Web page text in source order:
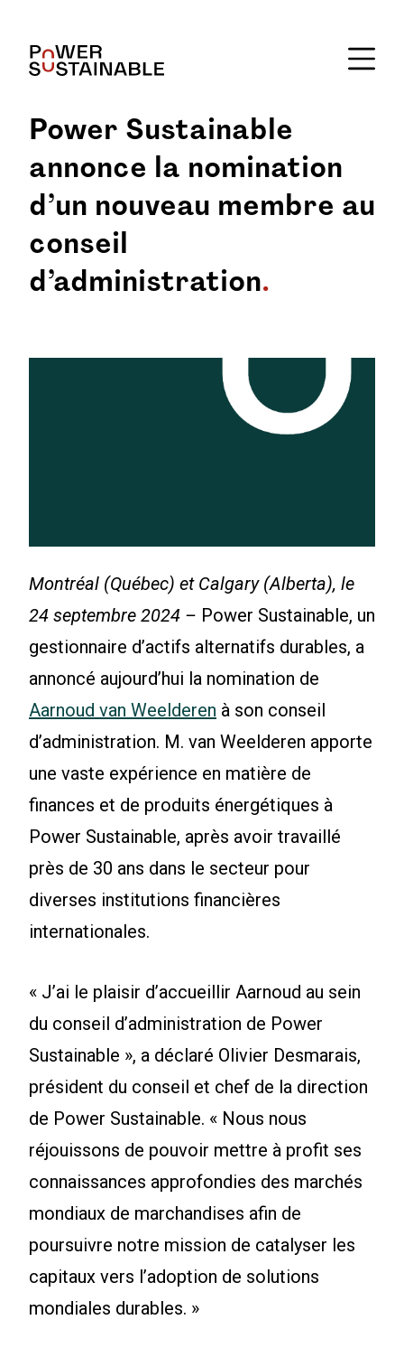
Power Sustainable
annonce la nomination
d’un nouveau membre au
conseil
d’administration.
Montréal (Québec) et Calgary (Alberta), le
24 septembre 2024 – Power Sustainable, un
gestionnaire d’actifs alternatifs durables, a
annoncé aujourd’hui la nomination de
Aarnoud van Weelderen à son conseil
d’administration. M. van Weelderen apporte
une vaste expérience en matière de
finances et de produits énergétiques à
Power Sustainable, après avoir travaillé
près de 30 ans dans le secteur pour
diverses institutions financières
internationales.
« J’ai le plaisir d’accueillir Aarnoud au sein
du conseil d’administration de Power
Sustainable », a déclaré Olivier Desmarais,
président du conseil et chef de la direction
de Power Sustainable. « Nous nous
réjouissons de pouvoir mettre à profit ses
connaissances approfondies des marchés
mondiaux de marchandises afin de
poursuivre notre mission de catalyser les
capitaux vers l’adoption de solutions
mondiales durables. »